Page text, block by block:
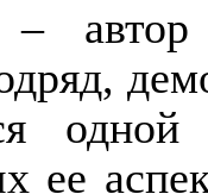
автор
ее